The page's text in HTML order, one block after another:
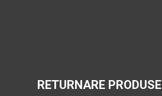
RETURNARE PRODUSE